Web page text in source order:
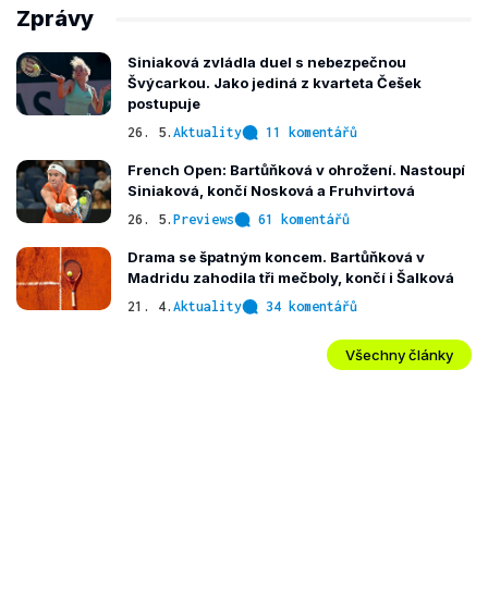
Zprávy
Siniaková zvládla duel s nebezpečnou
Švýcarkou. Jako jediná z kvarteta Češek
postupuje
26. 5. Aktuality 11 komentářů
French Open: Bartůňková v ohrožení. Nastoupí
Siniaková, končí Nosková a Fruhvirtová
26. 5. Previews 61 komentářů
Drama se špatným koncem. Bartůňková v
Madridu zahodila tři mečboly, končí i Šalková
21. 4. Aktuality 34 komentářů
Všechny články